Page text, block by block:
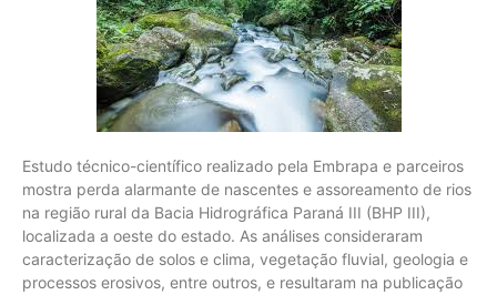
Estudo técnico-científico realizado pela Embrapa e parceiros
mostra perda alarmante de nascentes e assoreamento de rios
na região rural da Bacia Hidrográfica Paraná III (BHP III),
localizada a oeste do estado. As análises consideraram
caracterização de solos e clima, vegetação fluvial, geologia e
processos erosivos, entre outros, e resultaram na publicação